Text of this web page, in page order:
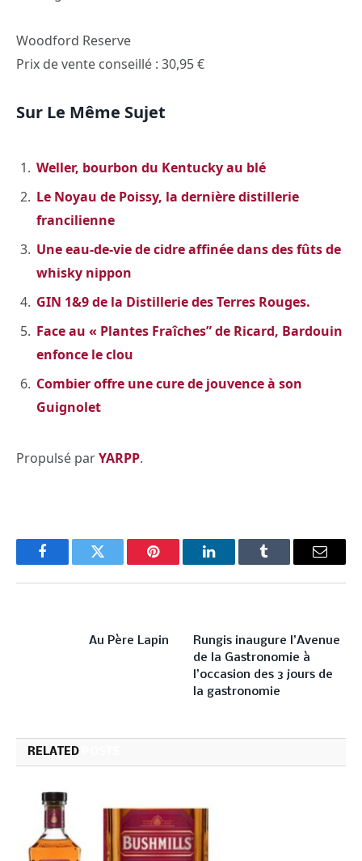
Woodford Reserve
Prix de vente conseillé : 30,95 €
Sur Le Même Sujet
Weller, bourbon du Kentucky au blé
Le Noyau de Poissy, la dernière distillerie
francilienne
Une eau-de-vie de cidre affinée dans des fûts de
whisky nippon
GIN 1&9 de la Distillerie des Terres Rouges.
Face au « Plantes Fraîches” de Ricard, Bardouin
enfonce le clou
Combier offre une cure de jouvence à son
Guignolet
Propulsé parYARPP.
FacebookTwitter Pinterest LinkedInTumblr Email
Au Père Lapin
Rungis inaugure l’Avenue
de la Gastronomie à
l’occasion des 3 jours de
la gastronomie
RELATED